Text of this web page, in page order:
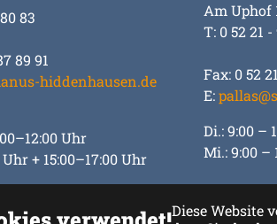
Diese Website
83
89 91
hiddenhausen.de
Uhr
+ 15:00–17:00 Uhr
Am Uphof
T: 0 52 21
Fax: 0 52
E:
Di.: 9:00 –
Mi.: 9:00 –